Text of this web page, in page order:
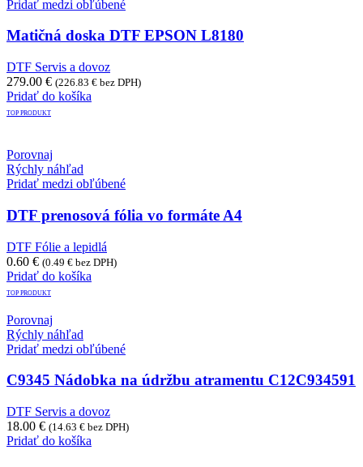
Pridať medzi obľúbené
Matičná doska DTF EPSON L8180
DTF Servis a dovoz
279.00 € (226.83 € bez DPH)
Pridať do košíka
TOP PRODUKT
Porovnaj
Rýchly náhľad
Pridať medzi obľúbené
DTF prenosová fólia vo formáte A4
DTF Fólie a lepidlá
0.60 € (0.49 € bez DPH)
Pridať do košíka
TOP PRODUKT
Porovnaj
Rýchly náhľad
Pridať medzi obľúbené
C9345 Nádobka na údržbu atramentu C12C934591
DTF Servis a dovoz
18.00 € (14.63 € bez DPH)
Pridať do košíka